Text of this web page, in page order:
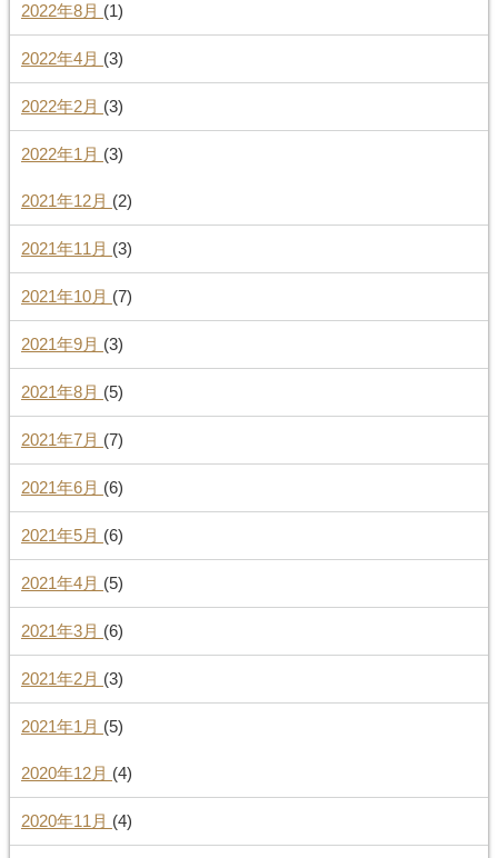
2022年8月 (1)
2022年4月 (3)
2022年2月 (3)
2022年1月 (3)
2021年12月 (2)
2021年11月 (3)
2021年10月 (7)
2021年9月 (3)
2021年8月 (5)
2021年7月 (7)
2021年6月 (6)
2021年5月 (6)
2021年4月 (5)
2021年3月 (6)
2021年2月 (3)
2021年1月 (5)
2020年12月 (4)
2020年11月 (4)